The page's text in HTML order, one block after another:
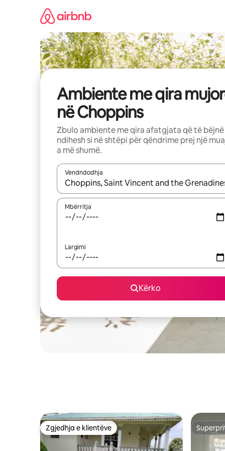
Ambiente me qira
në Choppins
Zbulo ambiente me qira afatgjata që të
ndihesh si në shtëpi për qëndrime prej një
a më shumë.
Vendndodhja
Kur rezultatet të jenë të disponueshme, lëviz me
Mbërritja
Largimi
Kërko
Zgjedhja e klientëve
Zgjedhja e klientëve